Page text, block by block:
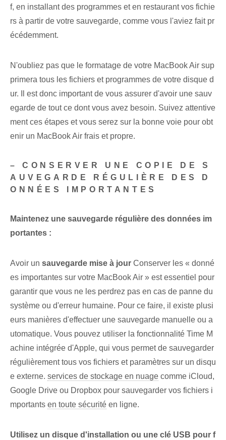
f, en installant des programmes et en restaurant vos fichie
rs à partir de votre sauvegarde, comme vous l'aviez fait pr
écédemment.
N'oubliez pas que le formatage de votre MacBook Air sup
primera tous les fichiers et programmes de votre disque d
ur. Il est donc important de vous assurer d'avoir une sauv
egarde de tout ce dont vous avez besoin. Suivez attentive
ment ces étapes et vous serez sur la bonne voie pour obt
enir un MacBook Air frais et propre.
– CONSERVER UNE COPIE DE S
AUVEGARDE RÉGULIÈRE DES D
ONNÉES IMPORTANTES
Maintenez une sauvegarde régulière⁤ des données im
portantes :
Avoir un sauvegarde mise à jour⁢ Conserver les « donné
es importantes sur votre MacBook Air » est essentiel pour
garantir que vous ne les perdrez pas en cas de panne du
système⁤ ou d'erreur humaine. Pour ce faire, il existe plusi
eurs manières d'effectuer une sauvegarde manuelle ou a
utomatique. Vous pouvez utiliser la fonctionnalité Time M
achine intégrée d'Apple, qui vous permet de sauvegarder
régulièrement tous vos fichiers et paramètres sur un disqu
e externe. services de stockage en nuage comme iCloud,
Google Drive ou Dropbox pour sauvegarder vos fichiers i
mportants en toute sécurité ⁣en ligne.
Utilisez un disque d'installation ou une clé ⁤USB pour f